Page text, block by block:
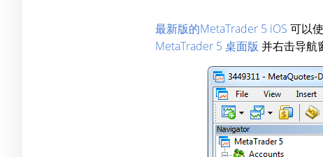
最新版的MetaTrader 5 iOS 可以
MetaTrader 5 桌面版 并右击导航